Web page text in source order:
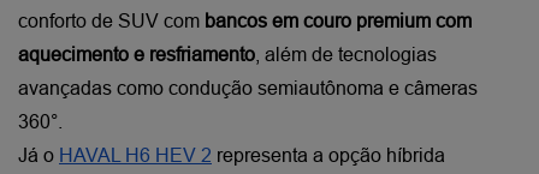
conforto de SUV com bancos em couro premium com
aquecimento e resfriamento , além de tecnologias
avançadas como condução semiautônoma e câmeras
360°.
Já o HAVAL H6 HEV 2 representa a opção híbrida